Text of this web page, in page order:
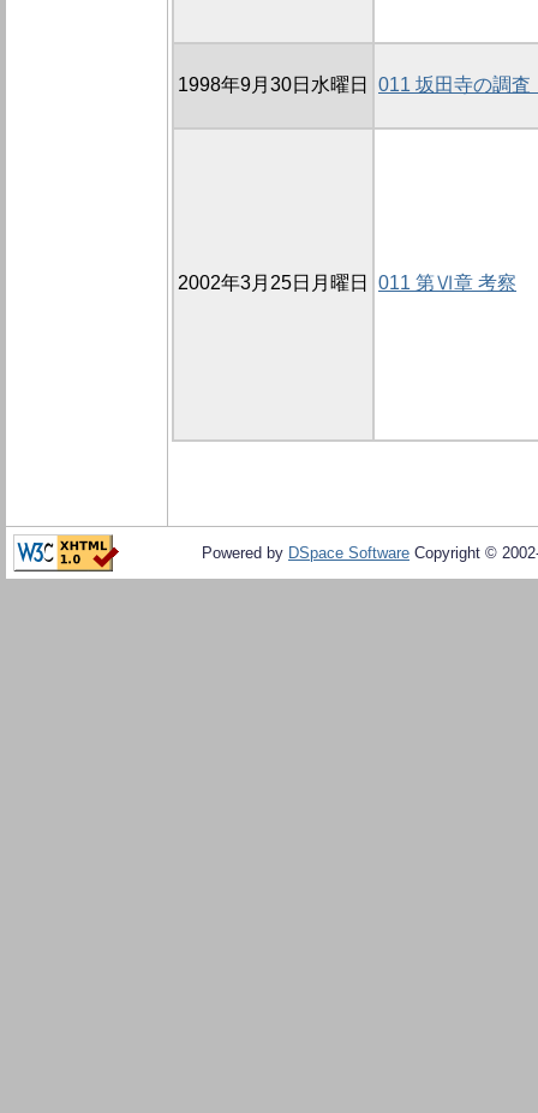
1998年9月30日水曜日 011 坂田寺の調
2002年3月25日月曜日 011 第Ⅵ章 考察
Powered by DSpace Software Copyright ©